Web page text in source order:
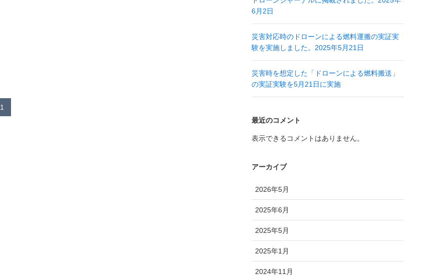
1
6月2日
災害対応時のドローンによる燃料運搬の実証実
験を実施しました。2025年5月21日
災害時を想定した「ドローンによる燃料搬送」
の実証実験を5月21日に実施
最近のコメント
表示できるコメントはありません。
アーカイブ
2026年5月
2025年6月
2025年5月
2025年1月
2024年11月